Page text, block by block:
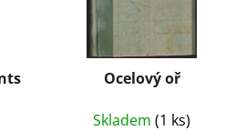
Ocelový oř
Skladem (1 ks)